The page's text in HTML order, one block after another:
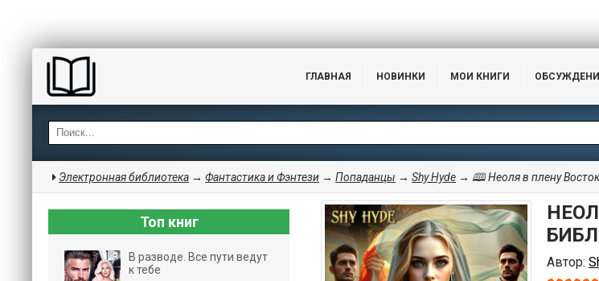
ГЛАВНАЯ НОВИНКИ МОИ КНИГИ
Электронная библиотека → Фантастика и Фэнтези → Попаданцы → Shy Hyde → 🕮 Неоля в плену
Автор:
Топ книг
В разводе. Все пути ведут
к тебе